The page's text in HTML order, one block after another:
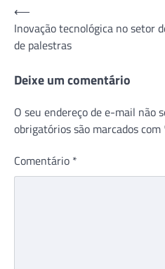
Navegação
de
Post
⟵
Inovação tecnológica no setor
de palestras
Deixe um comentário
O seu endereço de e-mail não
obrigatórios são marcados com
Comentário *